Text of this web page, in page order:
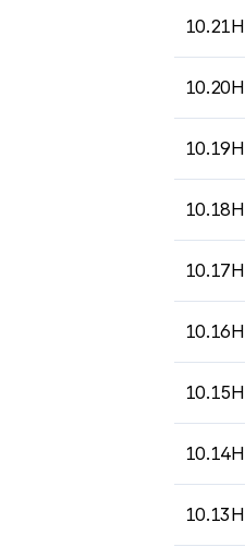
10.21H
10.20H
10.19H
10.18H
10.17H
10.16H
10.15H
10.14H
10.13H